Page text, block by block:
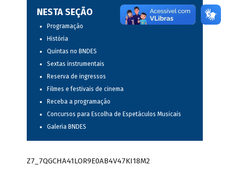
NESTA SEÇÃO
Programação
História
Quintas no BNDES
Sextas instrumentais
Reserva de ingressos
Filmes e festivais de cinema
Receba a programação
Concursos para Escolha de Espetáculos Musicais
Galeria BNDES
Z7_7QGCHA41LOR9E0AB4V47KI18M2